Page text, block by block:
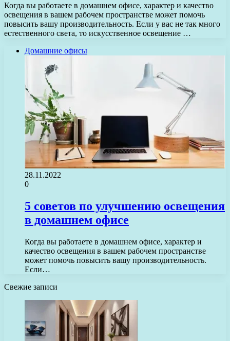
Когда вы работаете в домашнем офисе, характер и качество
освещения в вашем рабочем пространстве может помочь
повысить вашу производительность. Если у вас не так много
естественного света, то искусственное освещение …
Домашние офисы
28.11.2022
0
5 советов по улучшению освещения
в домашнем офисе
Когда вы работаете в домашнем офисе, характер и
качество освещения в вашем рабочем пространстве
может помочь повысить вашу производительность.
Если…
Свежие записи